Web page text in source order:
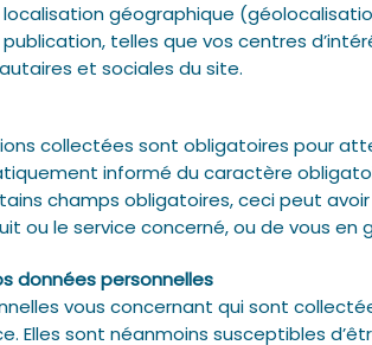
géographique
telles que vos centres
et sociales du site.
collectées sont obligatoires pour
informé du caractère
champs obligatoires, ceci peut
ou le service concerné, ou de vous
données personnelles
vous concernant qui sont
Elles sont néanmoins susceptibles